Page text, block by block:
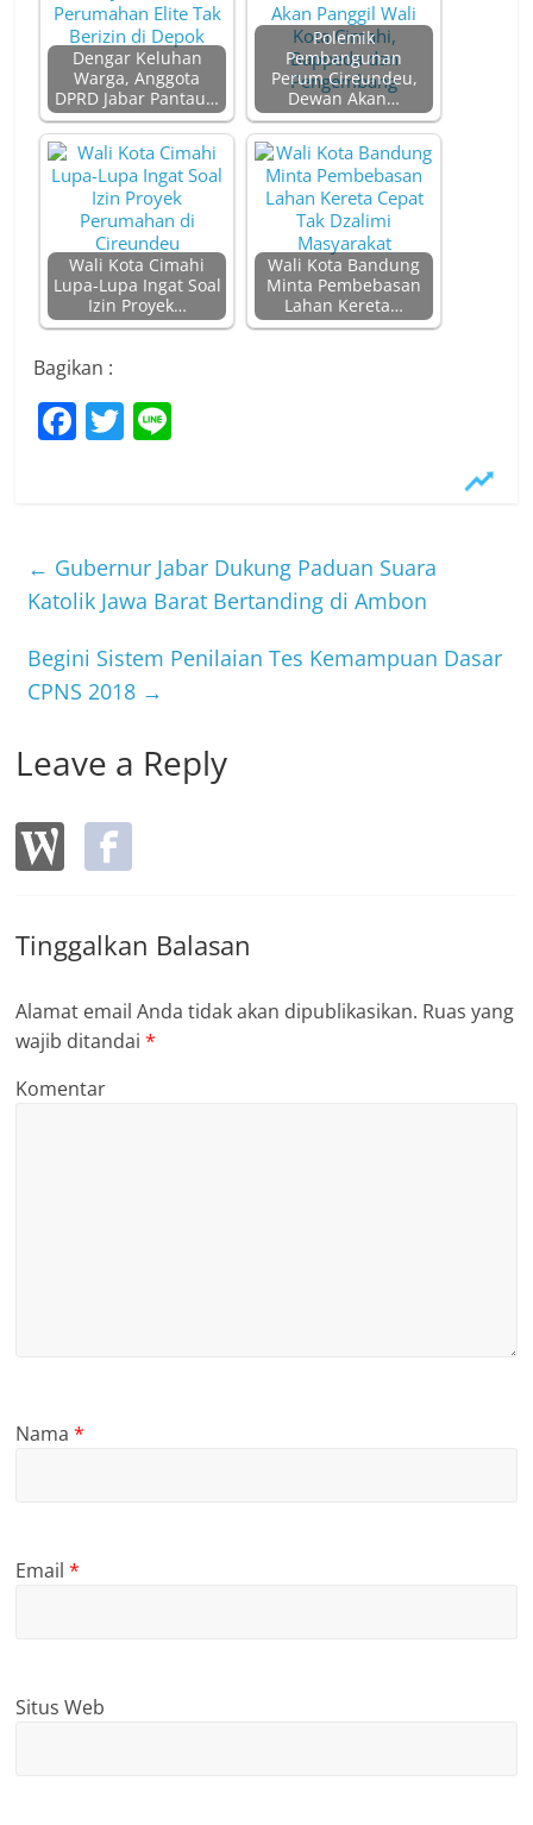
Dengar Keluhan
Warga, Anggota
DPRD Jabar Pantau…
Polemik
Pembangunan
Perum Cireundeu,
Dewan Akan…
Wali Kota Cimahi
Lupa-Lupa Ingat Soal
Izin Proyek…
Wali Kota Bandung
Minta Pembebasan
Lahan Kereta…
Bagikan :
F
b
o
o
k
T
← Gubernur Jabar Dukung Paduan Suara
Katolik Jawa Barat Bertanding di Ambon
Begini Sistem Penilaian Tes Kemampuan Dasar
CPNS 2018 →
Leave a Reply
Tinggalkan Balasan
Alamat email Anda tidak akan dipublikasikan. Ruas yang
wajib ditandai*
Komentar
Nama*
Email*
Situs Web